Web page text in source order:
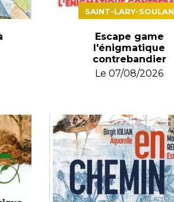
SAINT-LARY-SOULAN
Escape game
l'énigmatique
contrebandier
Le07/08/2026